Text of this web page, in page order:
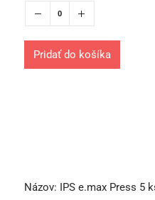
Pridať do košíka
Názov:
IPS e.max Press 5